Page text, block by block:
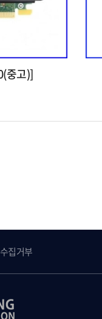
중고)]
집거부